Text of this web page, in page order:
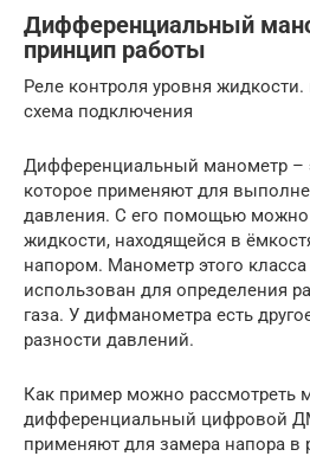
Дифференциальный
принцип работы
Реле контроля уровня
схема подключения
Дифференциальный манометр –
которое применяют для
давления. С его помощью можно
жидкости, находящейся в
напором. Манометр этого
использован для определения
газа. У дифманометра есть
разности давлений.
Как пример можно рассмотреть
дифференциальный цифровой
применяют для замера напора в